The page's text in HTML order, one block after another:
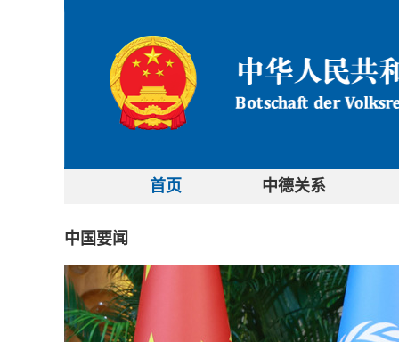
首页 中德关系
中国要闻